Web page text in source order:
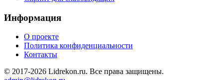
Информация
О проекте
Политика конфиденциальности
Контакты
© 2017-2026 Lidrekon.ru. Все права защищены.